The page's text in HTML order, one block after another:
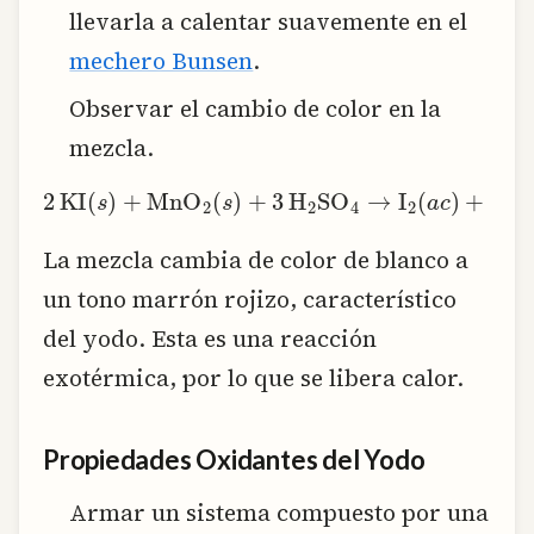
llevarla a calentar suavemente en el
mechero Bunsen.
Observar el cambio de color en la
mezcla.
2,text{KI} (s) + text{MnO}_2 (s) + 3,text{H}_2text{SO}_4 rightarrow text{I}_2 (ac) + 2,text{KHSO}_4 + text{MnSO}_4 + 2,text{H}_2text{O}
La mezcla cambia de color de blanco a
un tono marrón rojizo, característico
del yodo. Esta es una reacción
exotérmica, por lo que se libera calor.
Propiedades Oxidantes del Yodo
Armar un sistema compuesto por una